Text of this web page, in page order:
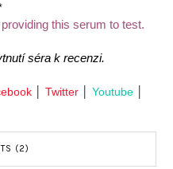
this serum to test.
séra k recenzi.
Twitter Youtube
(2)